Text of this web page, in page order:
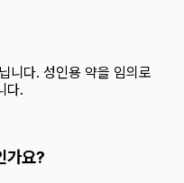
니다. 성인용 약을 임의로
다.
가요?